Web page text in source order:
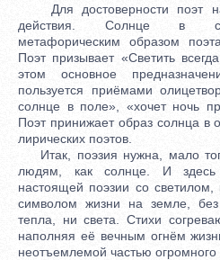
Для достоверности поэт
действия. Солнце в
метафорическим образом
Поэт призывает «Светить
этом основное
пользуется приёмами
солнце в поле», «хочет ночь
Поэт принижает образ солнца в
лирических поэтов.
Итак, поэзия нужна, мало
людям, как солнце. И здесь
настоящей поэзии со светилом,
символом жизни на земле,
тепла, ни света. Стихи
наполняя её вечным огнём
неотъемлемой частью огромного